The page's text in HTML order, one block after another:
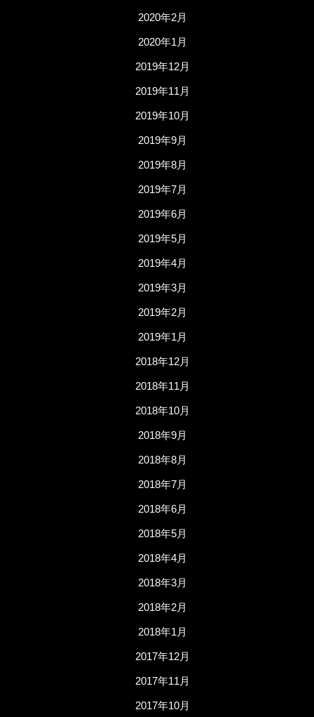
2020年2月
2020年1月
2019年12月
2019年11月
2019年10月
2019年9月
2019年8月
2019年7月
2019年6月
2019年5月
2019年4月
2019年3月
2019年2月
2019年1月
2018年12月
2018年11月
2018年10月
2018年9月
2018年8月
2018年7月
2018年6月
2018年5月
2018年4月
2018年3月
2018年2月
2018年1月
2017年12月
2017年11月
2017年10月